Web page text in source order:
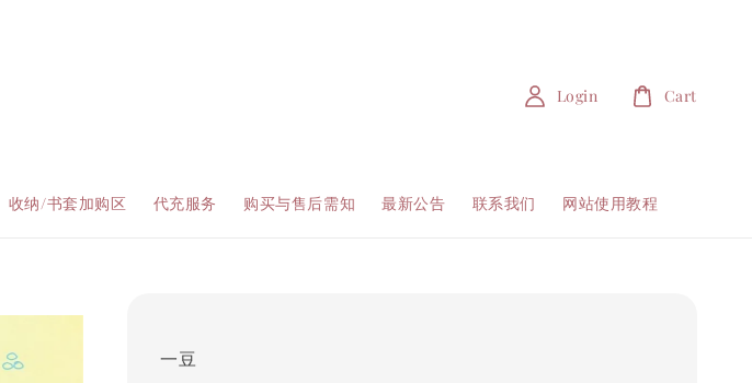
收纳/书套加购区 代充服务 购买与售后需知 最新公告 联系我们 网站使用教程
Login Cart
一豆